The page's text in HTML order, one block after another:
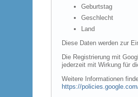
Geburtstag
Geschlecht
Land
Diese Daten werden zur
Die Registrierung mit
jederzeit mit Wirkung für
Weitere Informationen
https://